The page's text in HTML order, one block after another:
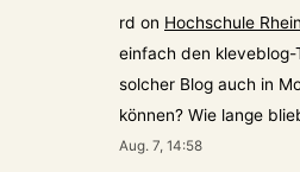
rd on Hochschule
einfach den kleveblog-
solcher Blog auch in
können? Wie lange
Aug. 7, 14:58